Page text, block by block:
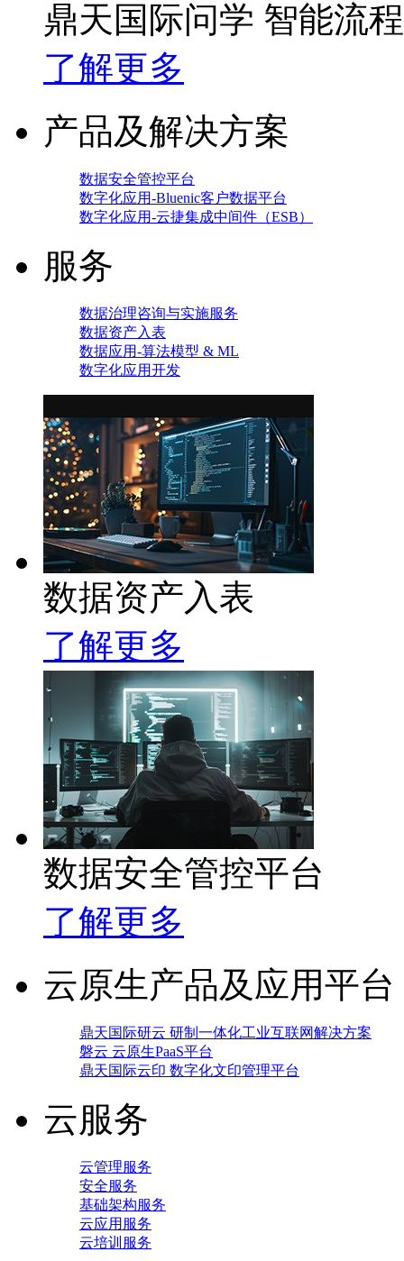
鼎天国际问学 智能流
了解更多
产品及解决方案
数据安全管控平台
数字化应用-Bluenic客户数据平台
数字化应用-云捷集成中间件（ESB）
服务
数据治理咨询与实施服务
数据资产入表
数据应用-算法模型 & ML
数字化应用开发
数据资产入表
了解更多
数据安全管控平台
了解更多
云原生产品及应用平台
鼎天国际研云 研制一体化工业互联网解决方案
磐云 云原生PaaS平台
鼎天国际云印 数字化文印管理平台
云服务
云管理服务
安全服务
基础架构服务
云应用服务
云培训服务